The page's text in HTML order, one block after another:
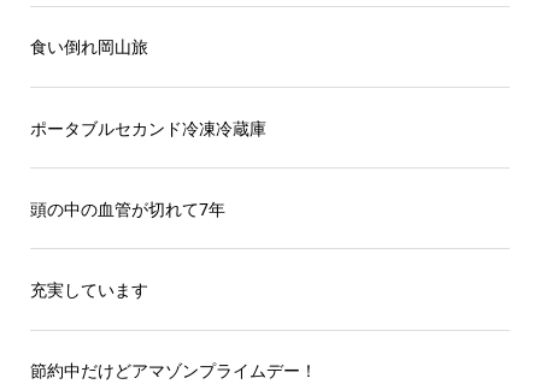
食い倒れ岡山旅
ポータブルセカンド冷凍冷蔵庫
頭の中の血管が切れて7年
充実しています
節約中だけどアマゾンプライムデー！